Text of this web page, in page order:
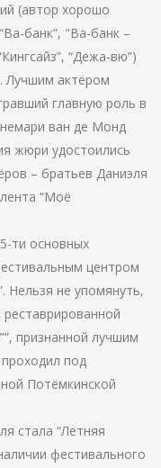
(автор хорошо
банк”, "Ва-банк –
“Дежа-вю”)
Лучшим актёром
главную роль в
ван де Монд
жюри удостоились
– братьев Даниэля
“Моё
ти основных
центром
Нельзя не упомянуть,
признанной лучшим
под
Потёмкинской
стала “Летняя
фестивального